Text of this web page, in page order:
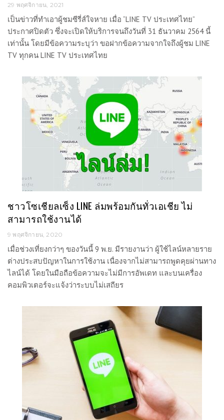
29 พฤศจิกายน, 2021
เป็นข่าวที่ทำเอาผู้ชมซีรี่ส์ใจหาย เมื่อ “LINE TV ประเทศไทย”
ประกาศปิดตัว ซึ่งจะเปิดให้บริการจนถึงวันที่ 31 ธันวาคม 2564 นี้
เท่านั้น โดยมีข้อความระบุว่า ขอฝากข้อความจากใจถึงผู้ชม LINE
TV ทุกคน LINE TV ประเทศไทย
ชาวโซเชียลเซ็ง LINE ล่มพร้อมกันทั่วเอเชีย ไม่
สามารถใช้งานได้
9 พฤศจิกายน, 2020
เมื่อช่วงเที่ยงกว่าๆ ของวันนี้ 9 พ.ย. มีรายงานว่า ผู้ใช้ไลน์หลายราย
ต่างประสบปัญหาในการใช้งาน เนื่องจากไม่สามารถพูดคุยผ่านทาง
ไลน์ได้ โดยในมือถือข้อความจะไม่มีการอัพเดท และบนเครื่อง
คอมพิวเตอร์จะแจ้งว่าระบบไม่เสถียร